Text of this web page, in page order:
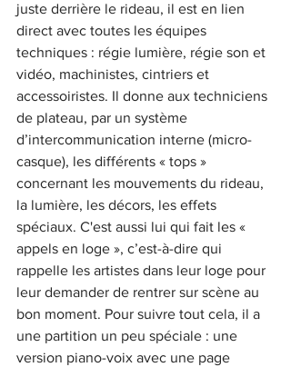
juste derrière le rideau, il est en lien
direct avec toutes les équipes
techniques : régie lumière, régie son et
vidéo, machinistes, cintriers et
accessoiristes. Il donne aux techniciens
de plateau, par un système
d’intercommunication interne (micro-
casque), les différents « tops »
concernant les mouvements du rideau,
la lumière, les décors, les effets
spéciaux. C'est aussi lui qui fait les «
appels en loge », c’est-à-dire qui
rappelle les artistes dans leur loge pour
leur demander de rentrer sur scène au
bon moment. Pour suivre tout cela, il a
une partition un peu spéciale : une
version piano-voix avec une page